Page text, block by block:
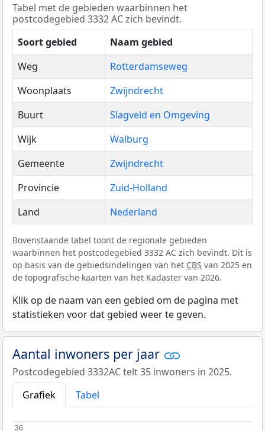
Tabel met de gebieden waarbinnen het
postcodegebied 3332 AC zich bevindt.
Soort gebied
Naam gebied
Weg
Rotterdamseweg
Woonplaats
Zwijndrecht
Buurt
Slagveld en Omgeving
Wijk
Walburg
Gemeente
Zwijndrecht
Provincie
Zuid-Holland
Land
Nederland
Bovenstaande tabel toont de regionale gebieden
waarbinnen het postcodegebied 3332 AC zich bevindt. Dit is
op basis van de gebiedsindelingen van het CBS van 2025 en
de topografische kaarten van het Kadaster van 2026.
Klik op de naam van een gebied om de pagina met
statistieken voor dat gebied weer te geven.
Aantal inwoners per jaar
Postcodegebied 3332AC telt 35 inwoners in 2025.
Grafiek
Tabel
36
36